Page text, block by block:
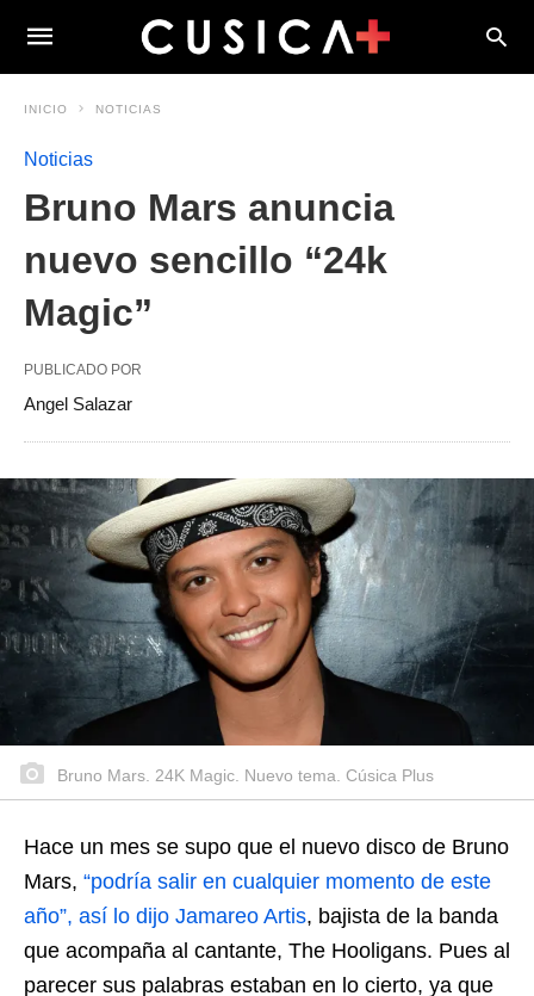
INICIO NOTICIAS
Noticias
Bruno Mars anuncia
nuevo sencillo “24k
Magic”
PUBLICADO POR
Angel Salazar
Bruno Mars. 24K Magic. Nuevo tema. Cúsica Plus
Hace un mes se supo que el nuevo disco de Bruno
Mars, “podría salir en cualquier momento de este
año”, así lo dijo Jamareo Artis, bajista de la banda
que acompaña al cantante, The Hooligans. Pues al
parecer sus palabras estaban en lo cierto, ya que